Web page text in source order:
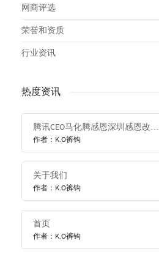
网商评选
荣誉和资质
行业资讯
热度资讯
腾讯CEO马化腾感恩深圳感恩改革开放
作者：K.O裤钩
关于我们
作者：K.O裤钩
首页
作者：K.O裤钩